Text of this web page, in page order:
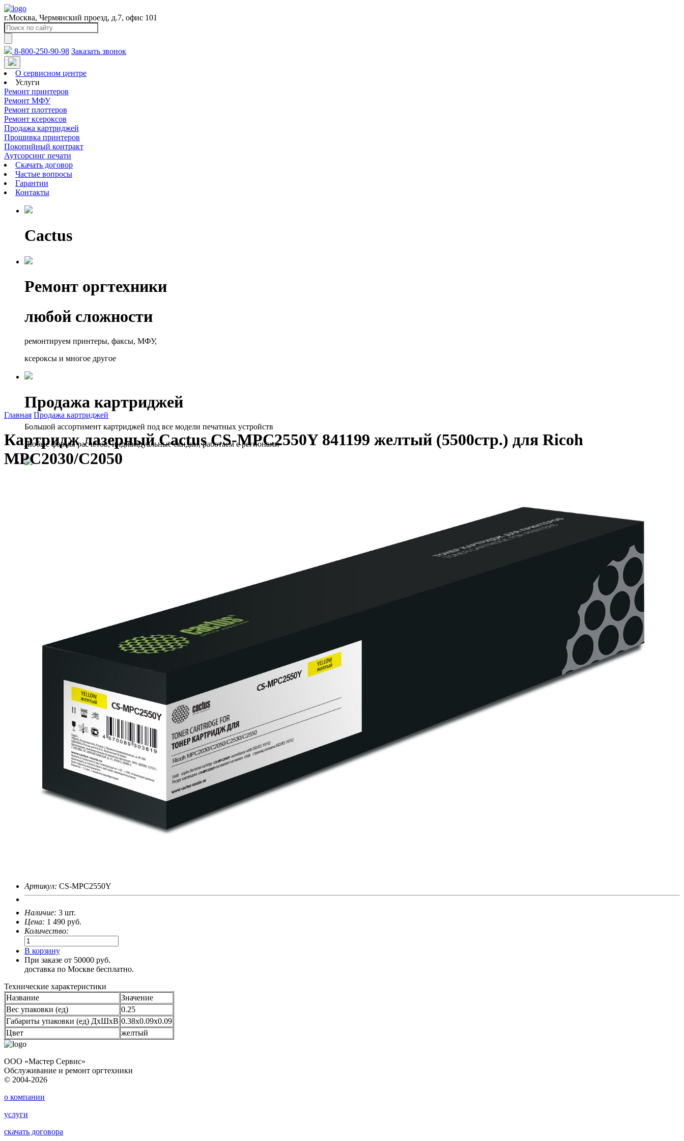
г.Москва, Чермянский проезд, д.7, офис 101
8-800-250-90-98 Заказать звонок
О сервисном центре
Услуги
Ремонт принтеров
Ремонт МФУ
Ремонт плоттеров
Ремонт ксероксов
Продажа картриджей
Прошивка принтеров
Покопийный контракт
Аутсорсинг печати
Скачать договор
Частые вопросы
Гарантии
Контакты
Cactus
Ремонт оргтехники
любой сложности
ремонтируем принтеры, факсы, МФУ,
ксероксы и многое другое
Продажа картриджей
Большой ассортимент картриджей под все модели печатных устройств
Любые формы расчётов, индивидуальные скидки, работаем с регионами
«Устройства печати» G&G стал московский сервисный центр «Мастер-Сервис»
лет на рынке обслуживания оргтехники и поставок расходных материалов
сертифицированных специалистов по ремонту и поддержке устройств печати
наименований расходных материалов, запчастей и более 16 000 товаров под заказ
Главная Продажа картриджей
Картридж лазерный Cactus CS-MPC2550Y 841199 желтый (5500стр.) для Ricoh
MPC2030/C2050
Артикул: CS-MPC2550Y
Наличие: 3 шт.
Цена: 1 490 руб.
Количество:
В корзину
При заказе от 50000 руб.
доставка по Москве бесплатно.
Технические характеристики
Название
Значение
Вес упаковки (ед)
0.25
Габариты упаковки (ед) ДхШхВ 0.38x0.09x0.09
Цвет
желтый
ООО «Мастер Сервис»
Обслуживание и ремонт оргтехники
© 2004-2026
о компании
услуги
скачать договора